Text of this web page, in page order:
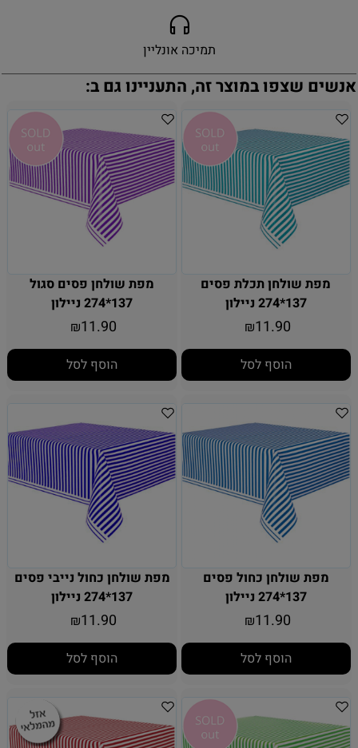
תמיכה אונליין
אנשים שצפו במוצר זה, התעניינו גם ב:
מפת שולחן תכלת פסים
137*274 ניילון
₪11.90
הוסף לסל
מפת שולחן פסים סגול
137*274 ניילון
₪11.90
הוסף לסל
מפת שולחן כחול פסים
137*274 ניילון
₪11.90
הוסף לסל
מפת שולחן כחול נייבי פסים
137*274 ניילון
₪11.90
הוסף לסל